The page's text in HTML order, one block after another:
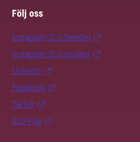
Följ oss
Instagram SLU.Sweden
Instagram SLU.student
LinkedIn
Facebook
TikTok
SLU Play